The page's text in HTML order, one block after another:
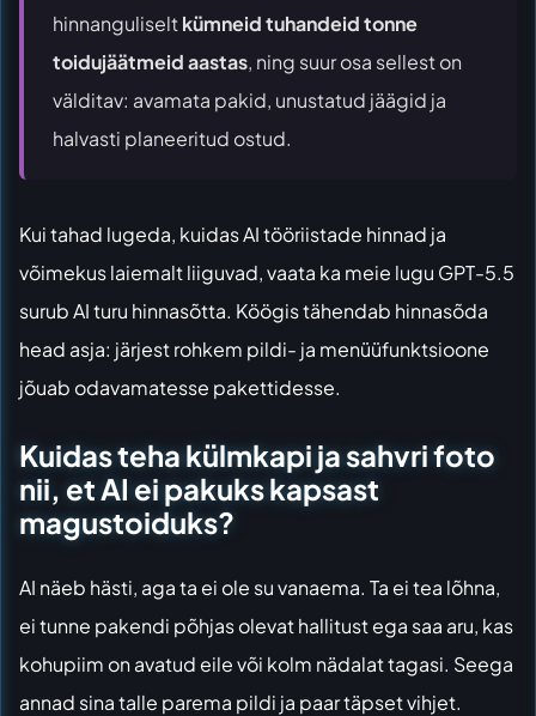
hinnanguliseltkümneid tuhandeid tonne
toidujäätmeid aastas, ning suur osa sellest on
välditav: avamata pakid, unustatud jäägid ja
halvasti planeeritud ostud.
Kui tahad lugeda, kuidas AI tööriistade hinnad ja
võimekus laiemalt liiguvad, vaata ka meie lugu GPT-5.5
surub AI turu hinnasõtta. Köögis tähendab hinnasõda
head asja: järjest rohkem pildi- ja menüüfunktsioone
jõuab odavamatesse pakettidesse.
Kuidas teha külmkapi ja sahvri foto
nii, et AI ei pakuks kapsast
magustoiduks?
AI näeb hästi, aga ta ei ole su vanaema. Ta ei tea lõhna,
ei tunne pakendi põhjas olevat hallitust ega saa aru, kas
kohupiim on avatud eile või kolm nädalat tagasi. Seega
annad sina talle parema pildi ja paar täpset vihjet.